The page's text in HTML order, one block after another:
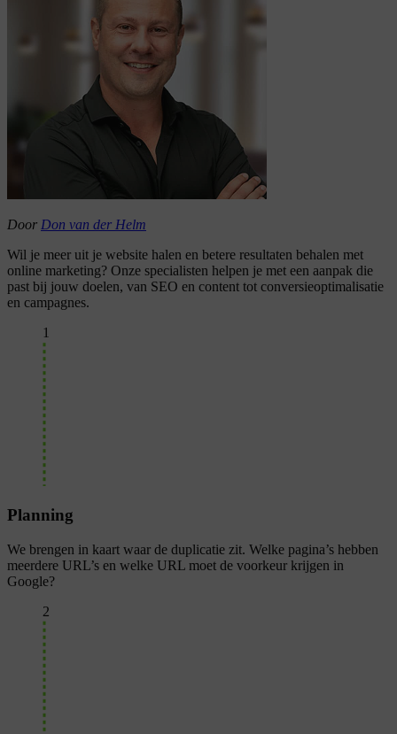
Door Don van der Helm
Wil je meer uit je website halen en betere resultaten behalen met
online marketing? Onze specialisten helpen je met een aanpak die
past bij jouw doelen, van SEO en content tot conversieoptimalisatie
en campagnes.
1
Planning
We brengen in kaart waar de duplicatie zit. Welke pagina’s hebben
meerdere URL’s en welke URL moet de voorkeur krijgen in
Google?
2